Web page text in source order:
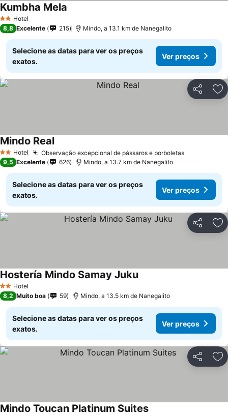
2 Estrelas
Hotel
Kumbha Mela
8,8 Excelente 215 Mindo, a 13.1 km de Nanegalito
Selecione as datas para ver os preços
exatos.
Ver preços
Partilhar
2 Estrelas
Hotel Observação excepcional de pássaros e borboletas
Mindo Real
9,5 Excelente 626 Mindo, a 13.7 km de Nanegalito
Selecione as datas para ver os preços
exatos.
Ver preços
Partilhar
2 Estrelas
Hotel
Hostería Mindo Samay Juku
8,2 Muito boa 59 Mindo, a 13.5 km de Nanegalito
Selecione as datas para ver os preços
exatos.
Ver preços
Partilhar
Mindo Toucan Platinum Suites